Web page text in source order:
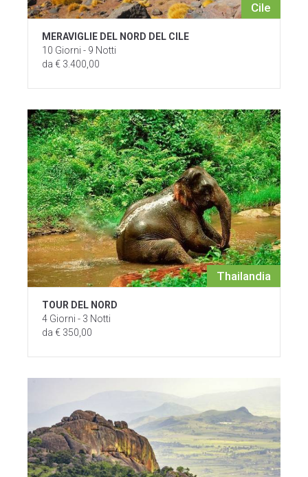
Cile
MERAVIGLIE DEL NORD DEL CILE
10 Giorni - 9 Notti
da € 3.400,00
Thailandia
TOUR DEL NORD
4 Giorni - 3 Notti
da € 350,00